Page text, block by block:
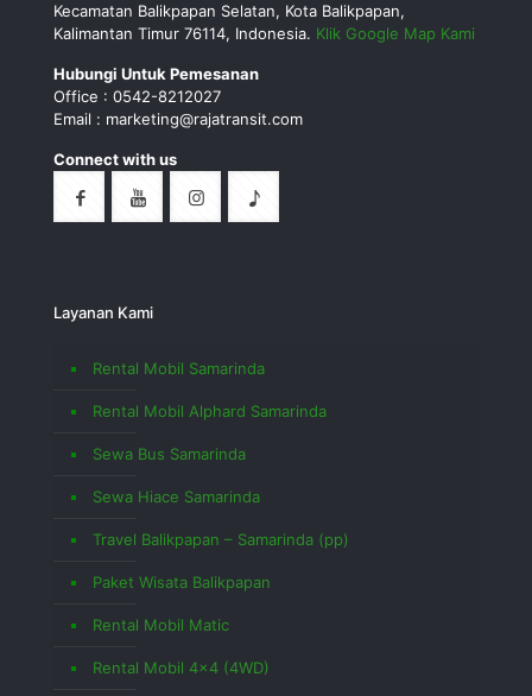
Kecamatan Balikpapan Selatan, Kota Balikpapan,
Kalimantan Timur 76114, Indonesia. Klik Google Map Kami
Hubungi Untuk Pemesanan
Office : 0542-8212027
Email : marketing@rajatransit.com
Connect with us
Layanan Kami
Rental Mobil Samarinda
Rental Mobil Alphard Samarinda
Sewa Bus Samarinda
Sewa Hiace Samarinda
Travel Balikpapan – Samarinda (pp)
Paket Wisata Balikpapan
Rental Mobil Matic
Rental Mobil 4×4 (4WD)